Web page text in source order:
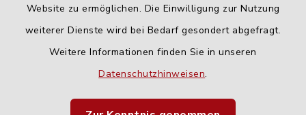
Website zu ermöglichen. Die Einwilligung zur Nutzung
weiterer Dienste wird bei Bedarf gesondert abgefragt.
Weitere Informationen finden Sie in unseren
Datenschutzhinweisen.
Barrierefreiheit